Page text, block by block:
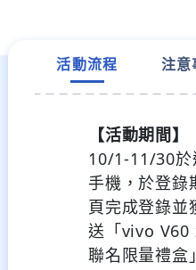
活動流程 注意
【活動期間】
10/1-11/30於
手機，於登錄
頁完成登錄並
送「vivo V60
聯名限量禮盒